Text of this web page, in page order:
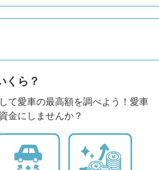
くら？
て愛車の最高額を調べよう！愛車
金にしませんか？